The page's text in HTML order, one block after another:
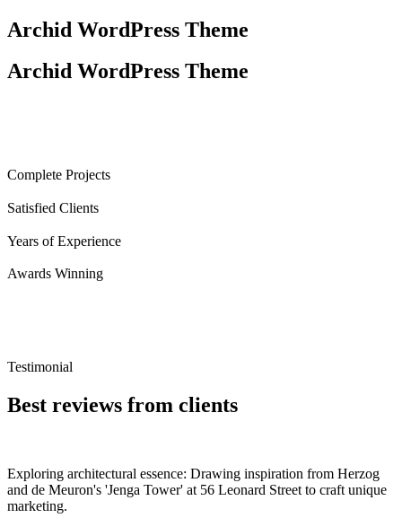
Archid WordPress Theme
Archid WordPress Theme
Complete Projects
Satisfied Clients
Years of Experience
Awards Winning
Testimonial
Best reviews from clients
Exploring architectural essence: Drawing inspiration from Herzog
and de Meuron's 'Jenga Tower' at 56 Leonard Street to craft unique
marketing.